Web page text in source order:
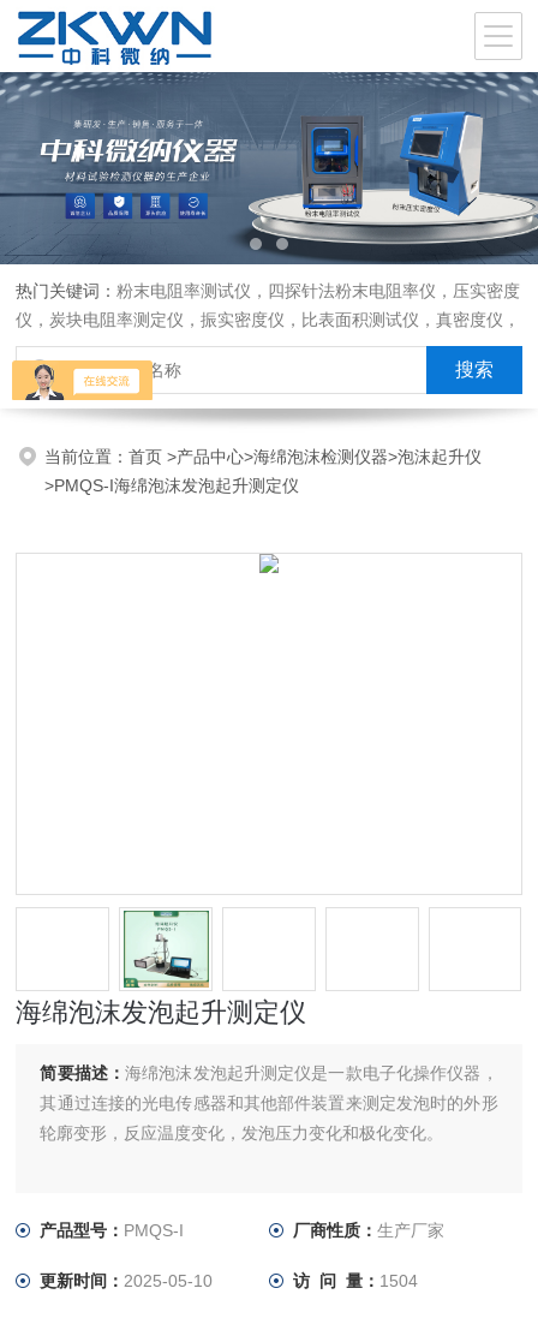
热门关键词：粉末电阻率测试仪，四探针法粉末电阻率仪，压实密度
仪，炭块电阻率测定仪，振实密度仪，比表面积测试仪，真密度仪，
炭块热膨胀仪，炭块透气率仪，炭块二氧化碳反应测定仪
当前位置：首页>产品中心>海绵泡沫检测仪器>泡沫起升仪
>PMQS-I海绵泡沫发泡起升测定仪
海绵泡沫发泡起升测定仪
简要描述：海绵泡沫发泡起升测定仪是一款电子化操作仪器，
其通过连接的光电传感器和其他部件装置来测定发泡时的外形
轮廓变形，反应温度变化，发泡压力变化和极化变化。
产品型号： PMQS-I 厂商性质： 生产厂家
更新时间： 2025-05-10 访 问 量： 1504